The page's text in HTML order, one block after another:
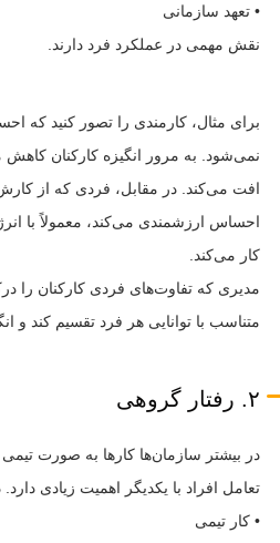
• تعهد سازمانی
نقش مهمی در عملکرد فرد دارند.
برای مثال، کارمندی را تصور کنید که
نمی‌شود. به مرور انگیزه کارکنان کاهش
افت می‌کند. در مقابل، فردی که از
احساس ارزشمندی می‌کند، معمولاً با
کار می‌کند.
مدیری که تفاوت‌های فردی کارکنان را
متناسب با توانایی هر فرد تقسیم کند و
۲. رفتار گروهی
در بیشتر سازمان‌ها کارها به صورت تیمی
تعامل افراد با یکدیگر اهمیت زیادی
• کار تیمی